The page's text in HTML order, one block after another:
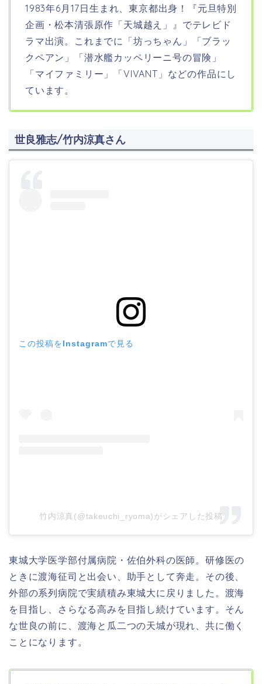
1983年6月17日生まれ、東京都出身！ 『元旦特別
企画・松本清張原作「天城越え」
』でテレビド
ラマ出演。これまでに「坊っちゃん」「ブラッ
クペアン」「潜水艦カッペリーニ号の冒険」
「マイファミリー」「VIVANT」などの作品にし
ています。
世良雅志/竹内涼真さん
この投稿をInstagramで見る
竹内涼真(@takeuchi_ryoma)がシェアした投稿
東城大学医学部付属病院・佐伯外科の医師。研修医の
ときに渡海征司と出会い、助手として奔走。その後、
外部の系列病院で実績積み東城大に戻りました。渡海
を目指し、さらなる高みを目指し続けています。そん
な世良の前に、渡海と瓜二つの天城が現れ、共に働く
ことになります。